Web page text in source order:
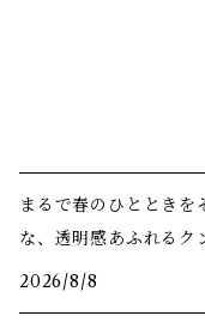
まるで春のひとときを
な、透明感あふれるク
2026/8/8